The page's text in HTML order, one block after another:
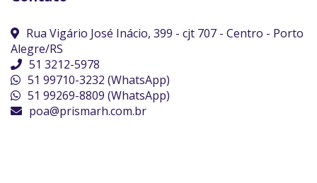
Rua Vigário José Inácio, 399 - cjt 707 - Centro - Porto
Alegre/RS
51 3212-5978
51 99710-3232 (WhatsApp)
51 99269-8809 (WhatsApp)
poa@prismarh.com.br